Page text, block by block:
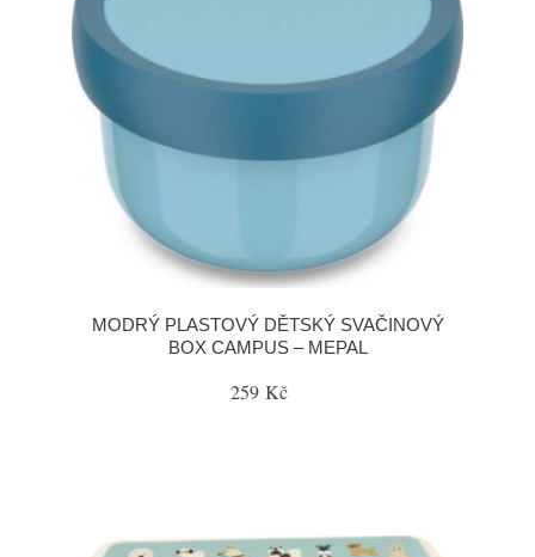
MODRÝ PLASTOVÝ DĚTSKÝ SVAČINOVÝ
BOX CAMPUS – MEPAL
259 Kč